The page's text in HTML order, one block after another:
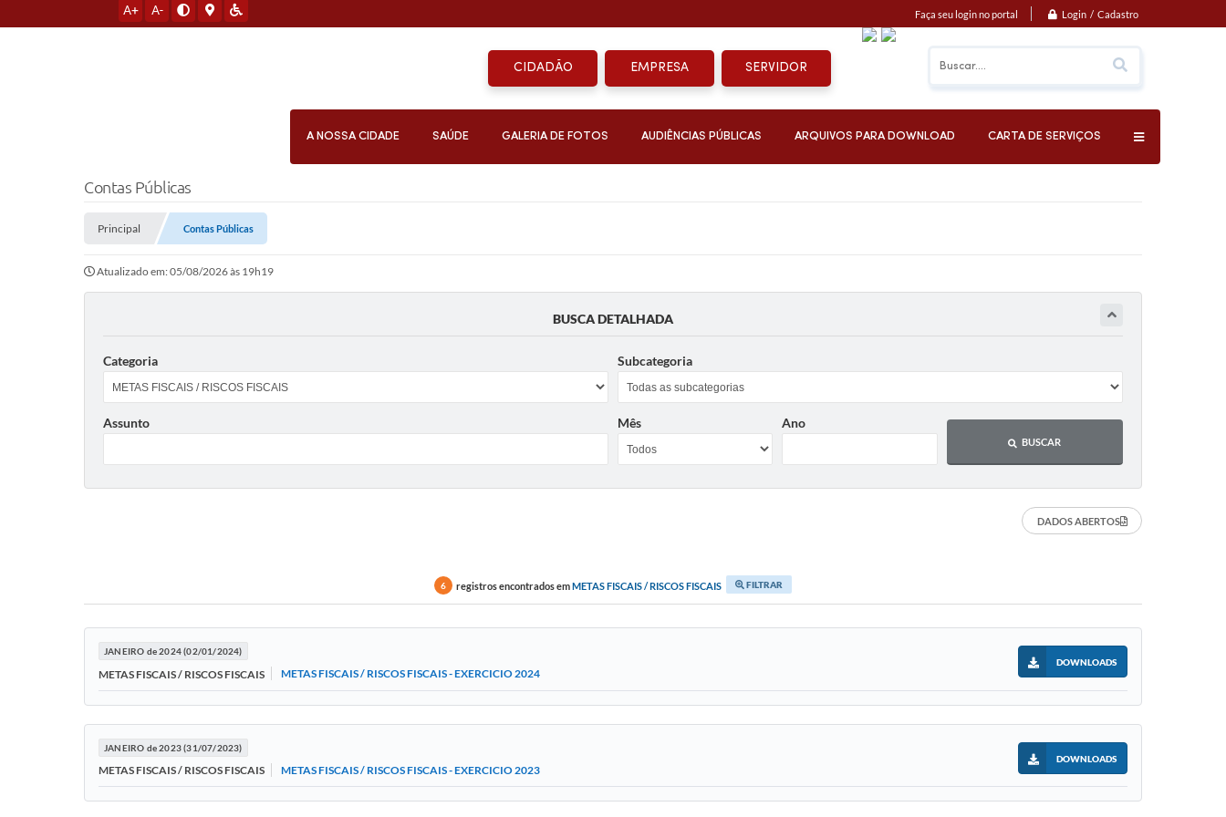
Faça seu login no portal Login / Cadastro
CIDADÃO EMPRESA SERVIDOR
A+ A-
A NOSSA CIDADE SAÚDE GALERIA DE FOTOS AUDIÊNCIAS PÚBLICAS ARQUIVOS PARA DOWNLOAD CARTA DE SERVIÇOS
Contas Públicas
Principal Contas Públicas
Atualizado em: 05/08/2026 às 19h19
BUSCA DETALHADA
Categoria Subcategoria
Assunto Mês Ano
BUSCAR
DADOS ABERTOS
6 registros encontrados emMETAS FISCAIS / RISCOS FISCAIS FILTRAR
JANEIRO de 2024 (02/01/2024)
METAS FISCAIS / RISCOS FISCAIS METAS FISCAIS / RISCOS FISCAIS - EXERCICIO 2024
DOWNLOADS
JANEIRO de 2023 (31/07/2023)
METAS FISCAIS / RISCOS FISCAIS METAS FISCAIS / RISCOS FISCAIS - EXERCICIO 2023
DOWNLOADS